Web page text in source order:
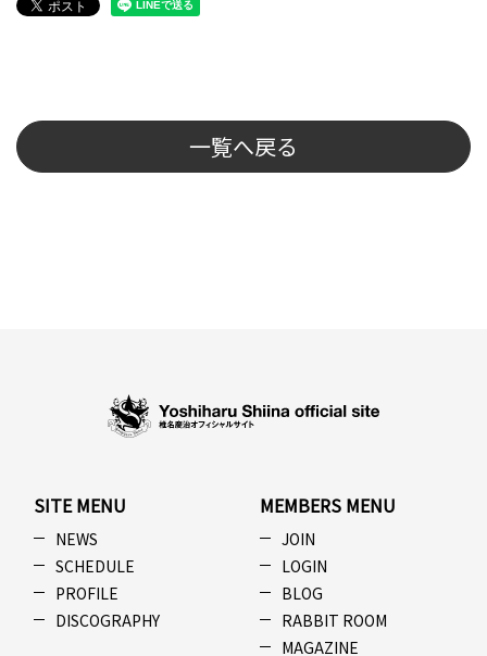
一覧へ戻る
SITE MENU
NEWS
SCHEDULE
PROFILE
DISCOGRAPHY
MEMBERS MENU
JOIN
LOGIN
BLOG
RABBIT ROOM
MAGAZINE